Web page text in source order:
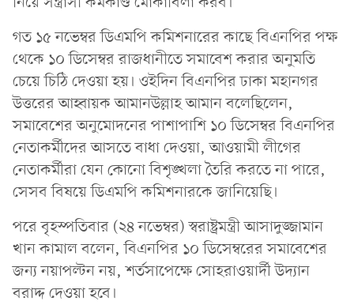
গত ১৫ নভেম্বর ডিএমপি কমিশনারের কাছে বিএনপির পক্ষ
থেকে ১০ ডিসেম্বর রাজধানীতে সমাবেশ করার অনুমতি
চেয়ে চিঠি দেওয়া হয়। ওইদিন বিএনপির ঢাকা মহানগর
উত্তরের আহ্বায়ক আমানউল্লাহ আমান বলেছিলেন,
সমাবেশের অনুমোদনের পাশাপাশি ১০ ডিসেম্বর বিএনপির
নেতাকর্মীদের আসতে বাধা দেওয়া, আওয়ামী লীগের
নেতাকর্মীরা যেন কোনো বিশৃঙ্খলা তৈরি করতে না পারে,
সেসব বিষয়ে ডিএমপি কমিশনারকে জানিয়েছি।
পরে বৃহস্পতিবার (২৪ নভেম্বর) স্বরাষ্ট্রমন্ত্রী আসাদুজ্জামান
খান কামাল বলেন, বিএনপির ১০ ডিসেম্বরের সমাবেশের
জন্য নয়াপল্টন নয়, শর্তসাপেক্ষে সোহরাওয়ার্দী উদ্যান
বরাদ্দ দেওয়া হবে।